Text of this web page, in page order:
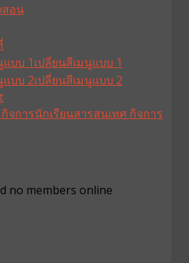
สอน
เปลี่ยนสีเมนูแบบ 1
เปลี่ยนสีเมนูแบบ 2
สารสนเทศ กิจการ
no members online